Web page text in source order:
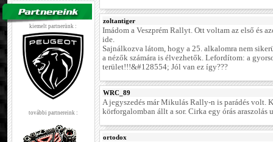
kiemelt partnerünk :
további partnereink :
zoltantiger
Imádom a Veszprém Rallyt. Ott voltam az első és
ide.
Sajnálkozva látom, hogy a 25. alkalomra nem
a nézők számára is élvezhetők. Lefordítom: a
terület!!!&#128554; Jól van ez így???
WRC_89
A jegyszedés már Mikulás Rally-n is parádés volt.
körforgalomban állt a sor. Cirka egy órás araszolás
ortodox